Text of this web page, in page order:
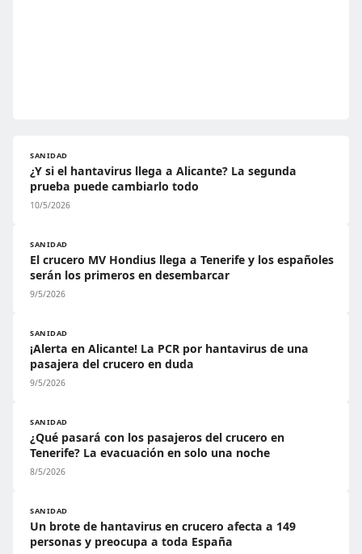
SANIDAD
¿Y si el hantavirus llega a Alicante? La segunda
prueba puede cambiarlo todo
10/5/2026
SANIDAD
El crucero MV Hondius llega a Tenerife y los españoles
serán los primeros en desembarcar
9/5/2026
SANIDAD
¡Alerta en Alicante! La PCR por hantavirus de una
pasajera del crucero en duda
9/5/2026
SANIDAD
¿Qué pasará con los pasajeros del crucero en
Tenerife? La evacuación en solo una noche
8/5/2026
SANIDAD
Un brote de hantavirus en crucero afecta a 149
personas y preocupa a toda España